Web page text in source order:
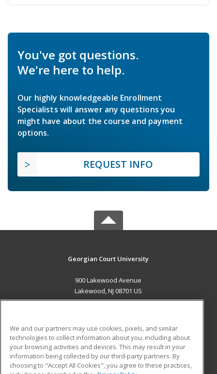
You've got questions.
We're here to help.
Our highly knowledgeable Enrollment
Specialists will answer any questions you
might have about the course and payment
options.
REQUEST INFO
Georgian Court University
900 Lakewood Avenue
Lakewood, NJ 08701 US
ADDITIONAL RESOURCES
Military
Financial Assistance
Student Blog
We and our partners may use cookies, pixels, and similar
technologies to collect information about you, including about
your browsing activities and devices. This may result in your
information being collected by our third-party partners. By
choosing to "Accept All Cookies", you agree to these practices,